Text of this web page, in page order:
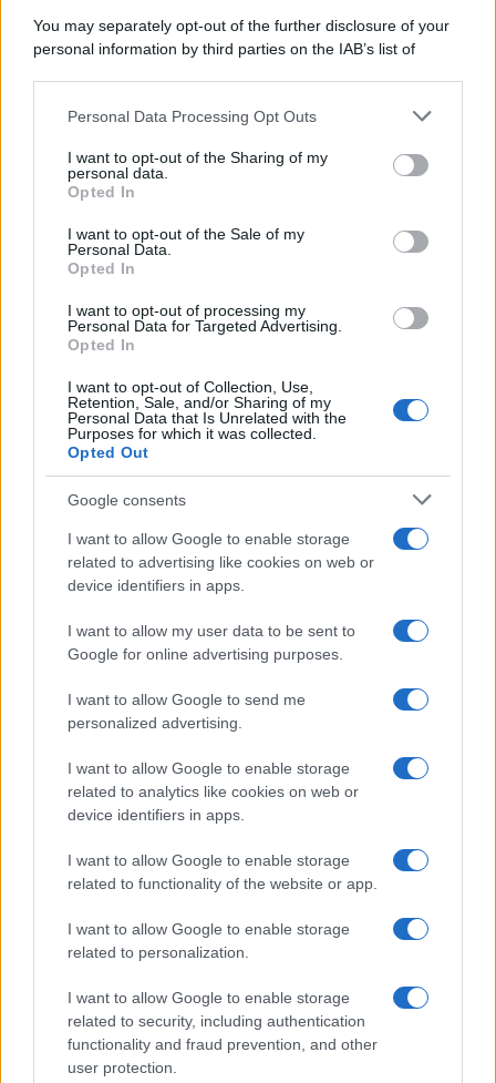
You may separately opt-out of the further disclosure of your
personal information by third parties on the IAB’s list of
This information may also be disclosed by us to third parties
disclose it to other third parties.
Please note that this website/app uses one or more Google
services and may gather and store information including but
not limited to your visit or usage behaviour. You may click to
grant or deny consent to Google and its third-party tags to
consent section.
Personal Data Processing Opt Outs
I want to opt-out of the Sharing of my
personal data.
Opted In
I want to opt-out of the Sale of my
Personal Data.
Opted In
I want to opt-out of processing my
Personal Data for Targeted Advertising.
Opted In
I want to opt-out of Collection, Use,
Retention, Sale, and/or Sharing of my
Personal Data that Is Unrelated with the
Purposes for which it was collected.
Opted Out
Google consents
I want to allow Google to enable storage
related to advertising like cookies on web or
device identifiers in apps.
I want to allow my user data to be sent to
Google for online advertising purposes.
I want to allow Google to send me
personalized advertising.
I want to allow Google to enable storage
related to analytics like cookies on web or
device identifiers in apps.
I want to allow Google to enable storage
related to functionality of the website or app.
I want to allow Google to enable storage
related to personalization.
I want to allow Google to enable storage
related to security, including authentication
functionality and fraud prevention, and other
user protection.